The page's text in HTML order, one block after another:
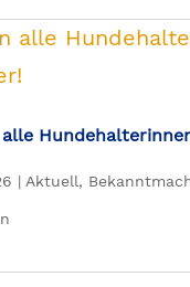
| Aktuell,